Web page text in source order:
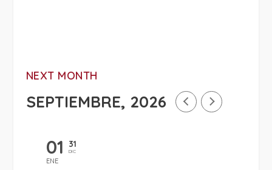
NEXT MONTH
SEPTIEMBRE, 2026
01
ENE
31
DIC